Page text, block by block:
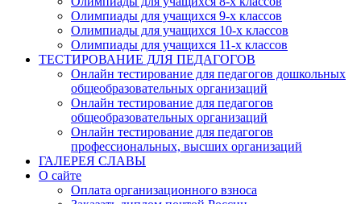
Олимпиады для учащихся 9-х классов
Олимпиады для учащихся 10-х классов
Олимпиады для учащихся 11-х классов
ТЕСТИРОВАНИЕ ДЛЯ ПЕДАГОГОВ
Онлайн тестирование для педагогов дошкольных
общеобразовательных организаций
Онлайн тестирование для педагогов
общеобразовательных организаций
Онлайн тестирование для педагогов
профессиональных, высших организаций
ГАЛЕРЕЯ СЛАВЫ
О сайте
Оплата организационного взноса